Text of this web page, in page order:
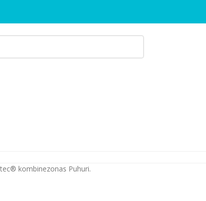
kombinezonas Puhuri.